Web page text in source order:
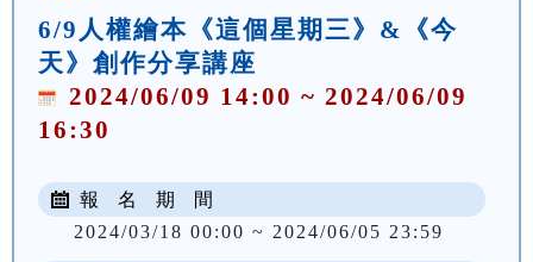
6/9人權繪本《這個星期三》&《今
天》創作分享講座
2024/06/09 14:00 ~ 2024/06/09
16:30
報 名 期 間
2024/03/18 00:00 ~ 2024/06/05 23:59